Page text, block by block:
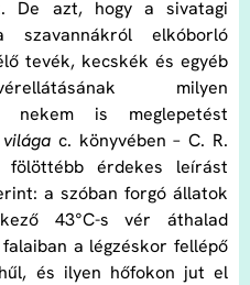
De azt, hogy a sivatagi
elkóborló
tevék, kecskék és egyéb
milyen
nekem is meglepetést
c. könyvében – C. R.
fölöttébb érdekes leírást
a szóban forgó állatok
43°C-s vér áthalad
a légzéskor fellépő
és ilyen hőfokon jut el